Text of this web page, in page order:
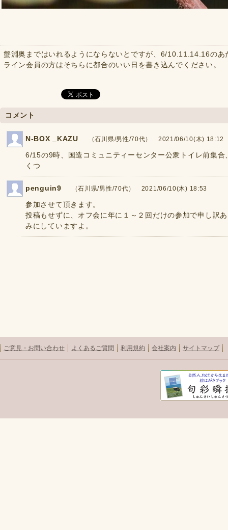
蟹淵奥まではいれるようにならないとですが、6/10.11.14.16の
ライン会員の方はそちらに都合のいい日を書き込んでください。
コメント
N-BOX _KAZU （石川県/男性/70代） 2021/06/10(木) 18:12
6/15の9時、国造コミュニティーセンター公衆トイレ前集
くつ
penguin9 （石川県/男性/70代） 2021/06/10(木) 18:53
参加させて頂きます。
投稿もせずに、オフ会に年に１～２回だけの参加で申し訳
みにしていますよ。
ご意見・お問い合わせ よくあるご質問 利用規約 会社案内 サイトマップ